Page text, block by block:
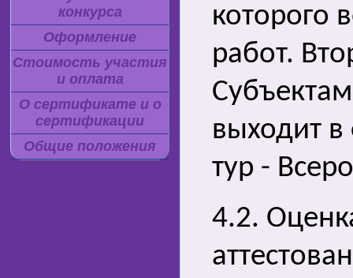
конкурса
Оформление
Стоимость участия
и оплата
О сертификате и о
сертификации
Общие положения
которого
работ.
выходит в
тур -
4.2.